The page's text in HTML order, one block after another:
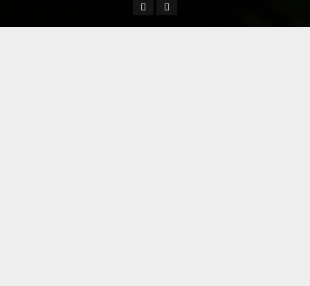
¿ Quién soy…?
Más información sobre las